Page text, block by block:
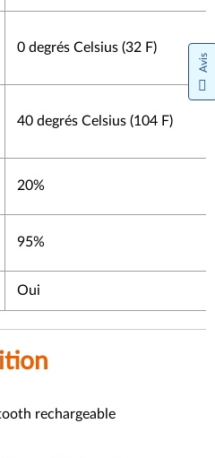
0 degrés Celsius (32 F)
40 degrés Celsius (104 F)
20%
95%
Oui
rechargeable
Avis